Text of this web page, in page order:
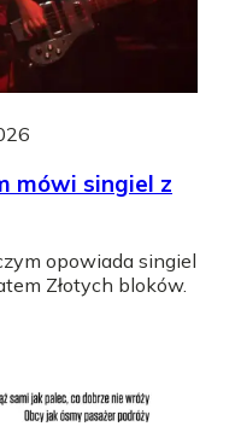
mówi singiel z
opowiada singiel
Złotych bloków.